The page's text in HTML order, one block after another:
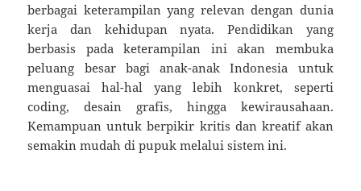
berbagai keterampilan yang relevan dengan dunia
kerja dan kehidupan nyata. Pendidikan yang
berbasis pada keterampilan ini akan membuka
peluang besar bagi anak-anak Indonesia untuk
menguasai hal-hal yang lebih konkret, seperti
coding, desain grafis, hingga kewirausahaan.
Kemampuan untuk berpikir kritis dan kreatif akan
semakin mudah di pupuk melalui sistem ini.